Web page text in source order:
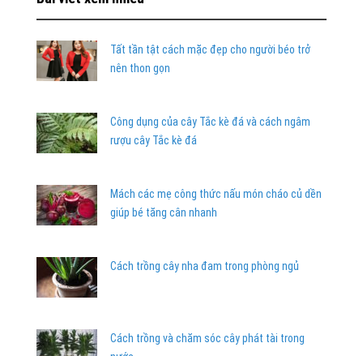
Tất tần tật cách mặc đẹp cho người béo trở
nên thon gọn
Công dụng của cây Tắc kè đá và cách ngâm
rượu cây Tắc kè đá
Mách các mẹ công thức nấu món cháo củ dền
giúp bé tăng cân nhanh
Cách trồng cây nha đam trong phòng ngủ
Cách trồng và chăm sóc cây phát tài trong